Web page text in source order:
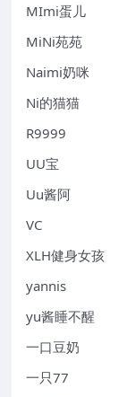
MImi蛋儿
MiNi苑苑
Naimi奶咪
Ni的猫猫
R9999
UU宝
Uu酱阿
VC
XLH健身女孩
yannis
yu酱睡不醒
一口豆奶
一只77